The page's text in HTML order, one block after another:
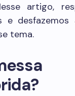
artigo,
e desfazemos
tema.